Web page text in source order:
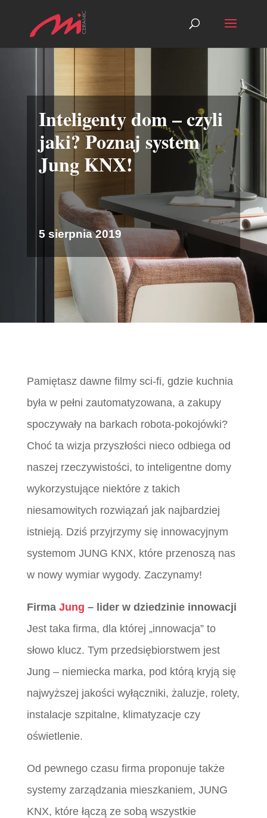
Inteligenty dom – czyli
jaki? Poznaj system
Jung KNX!
5 sierpnia 2019
Pamiętasz dawne filmy sci-fi, gdzie kuchnia
była w pełni zautomatyzowana, a zakupy
spoczywały na barkach robota-pokojówki?
Choć ta wizja przyszłości nieco odbiega od
naszej rzeczywistości, to inteligentne domy
wykorzystujące niektóre z takich
niesamowitych rozwiązań jak najbardziej
istnieją. Dziś przyjrzymy się innowacyjnym
systemom JUNG KNX, które przenoszą nas
w nowy wymiar wygody. Zaczynamy!
Firma Jung – lider w dziedzinie innowacji
Jest taka firma, dla której „innowacja” to
słowo klucz. Tym przedsiębiorstwem jest
Jung – niemiecka marka, pod którą kryją się
najwyższej jakości wyłączniki, żaluzje, rolety,
instalacje szpitalne, klimatyzacje czy
oświetlenie.
Od pewnego czasu firma proponuje także
systemy zarządzania mieszkaniem, JUNG
KNX, które łączą ze sobą wszystkie